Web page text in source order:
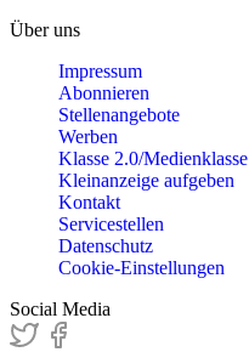
Über uns
Impressum
Abonnieren
Stellenangebote
Werben
Klasse 2.0/Medienklasse
Kleinanzeige aufgeben
Kontakt
Servicestellen
Datenschutz
Cookie-Einstellungen
Social Media